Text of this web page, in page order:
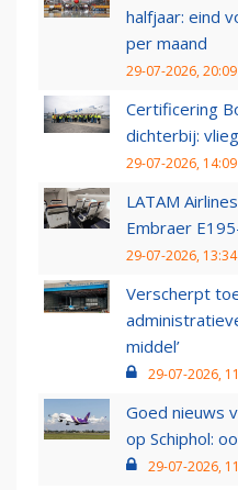
halfjaar: eind
per maand
29-07-2026, 20:09
Certificering
dichterbij:
29-07-2026, 14:09
LATAM
Embraer
29-07-2026, 13:34
Verscherpt
middel’
29-07-2026,
Goed nieuws
op Schiphol:
29-07-2026,